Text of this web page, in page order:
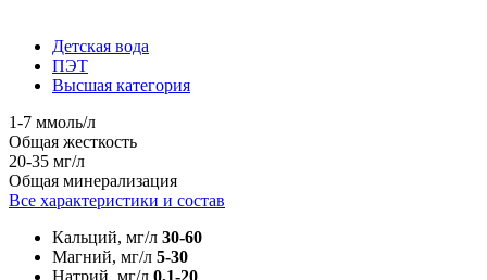
Детская вода
ПЭТ
Высшая категория
1-7 ммоль/л
Общая жесткость
20-35 мг/л
Общая минерализация
Все характеристики и состав
Кальций, мг/л 30-60
Магний, мг/л 5-30
Натрий, мг/л 0,1-20